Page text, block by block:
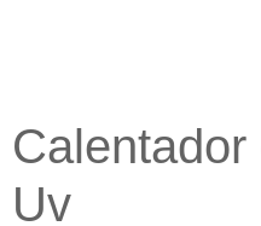
Calentador
Uv